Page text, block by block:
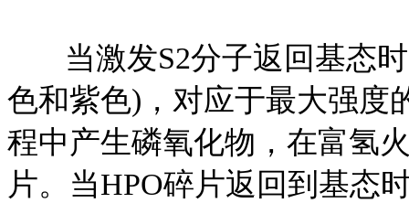
当激发S2分子返回基态
色和紫色)，对应于最大强度
程中产生磷氧化物，在富氢
片。当HPO碎片返回到基态